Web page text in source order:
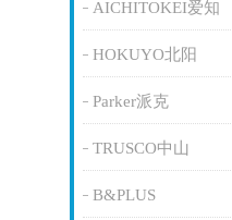
AICHITOKEI爱知
HOKUYO北阳
Parker派克
TRUSCO中山
B&PLUS